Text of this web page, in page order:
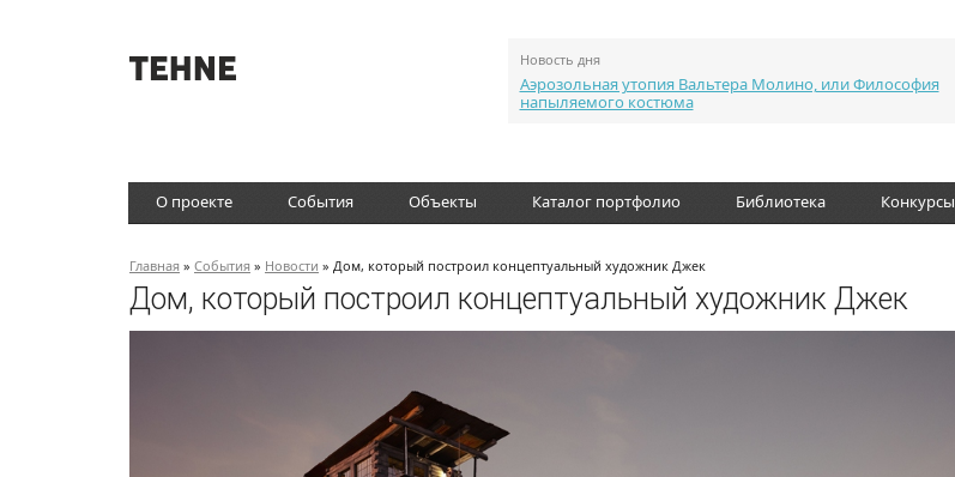
Новость дня
Аэрозольная утопия Вальтера Молино, или Философия
напыляемого костюма
О проекте События Объекты Каталог портфолио Библиотека Конкурсы
Главная » События » Новости » Дом, который построил концептуальный художник Джек
Дом, который построил концептуальный художник Джек